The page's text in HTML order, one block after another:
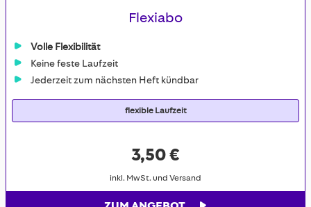
Flexiabo
Volle Flexibilität
Keine feste Laufzeit
Jederzeit zum nächsten Heft kündbar
flexible Laufzeit
3,50 €
inkl. MwSt. und Versand